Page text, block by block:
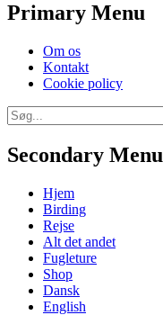
Primary Menu
Skip
content
Om os
Kontakt
Cookie policy
Search
Search
for:
Secondary Menu
Skip
content
Hjem
Birding
Rejse
Alt det andet
Fugleture
Shop
Dansk
English